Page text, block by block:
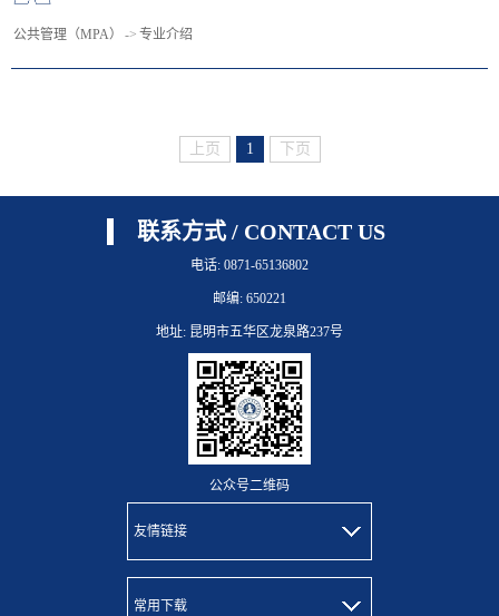
公共管理（MPA） -> 专业介绍
上页 1 下页
联系方式 / CONTACT US
电话: 0871-65136802
邮编: 650221
地址: 昆明市五华区龙泉路237号
公众号二维码
友情链接
常用下载